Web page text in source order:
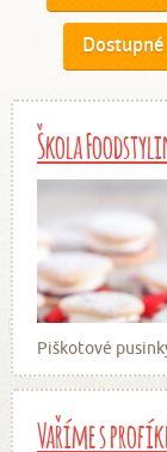
Škola
Piškotové
Vaříme s